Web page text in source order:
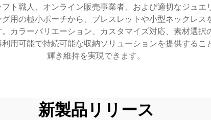
ト職人、オンライン販売事業者、および適切なジュ
用の極小ポーチから、ブレスレットや小型ネックレ
カラーバリエーション、カスタマイズ対応、素材選
用可能で持続可能な収納ソリューションを提供する
輝き維持を実現できます。
新製品リリース